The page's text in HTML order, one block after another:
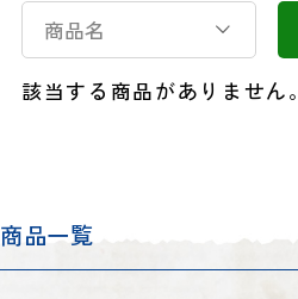
商品名
該当する商品がありません。
商品一覧